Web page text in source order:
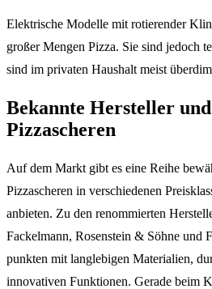
Elektrische Modelle mit rotierender
großer Mengen Pizza. Sie sind jedoch
sind im privaten Haushalt meist
Bekannte Hersteller
Pizzascheren
Auf dem Markt gibt es eine Reihe
Pizzascheren in verschiedenen
anbieten. Zu den renommierten
Fackelmann, Rosenstein & Söhne und
punkten mit langlebigen Materialien,
innovativen Funktionen. Gerade beim